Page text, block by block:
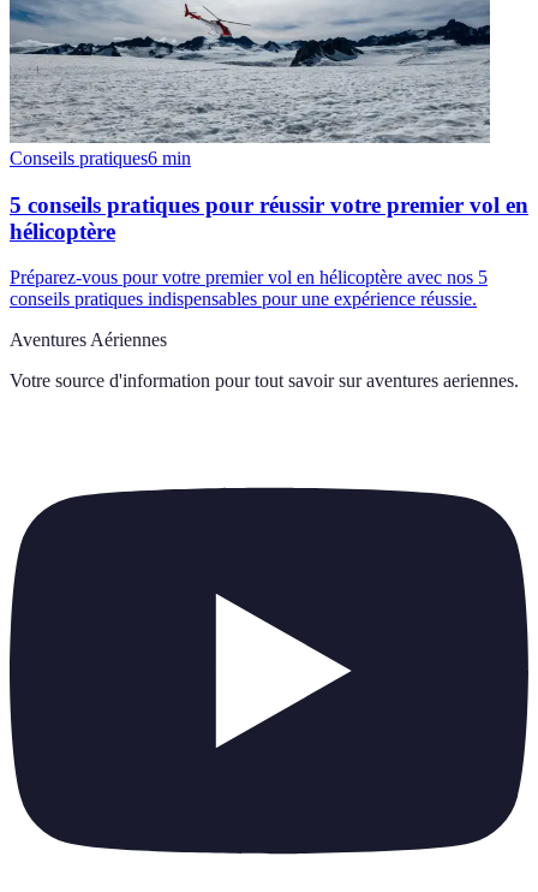
Conseils pratiques6 min
5 conseils pratiques pour réussir votre premier vol en
hélicoptère
Préparez-vous pour votre premier vol en hélicoptère avec nos 5
conseils pratiques indispensables pour une expérience réussie.
Aventures Aériennes
Votre source d'information pour tout savoir sur aventures aeriennes.